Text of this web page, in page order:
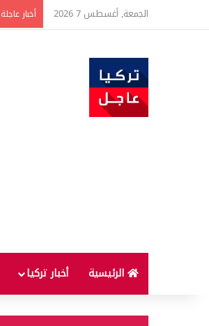
الجمعة, أغسطس 7 2026 أخبار عاجلة
الرئيسية أخبار تركيا